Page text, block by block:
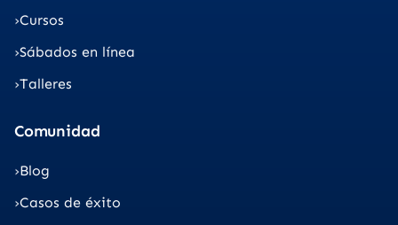
Cursos
Sábados en línea
Talleres
Comunidad
Blog
Casos de éxito